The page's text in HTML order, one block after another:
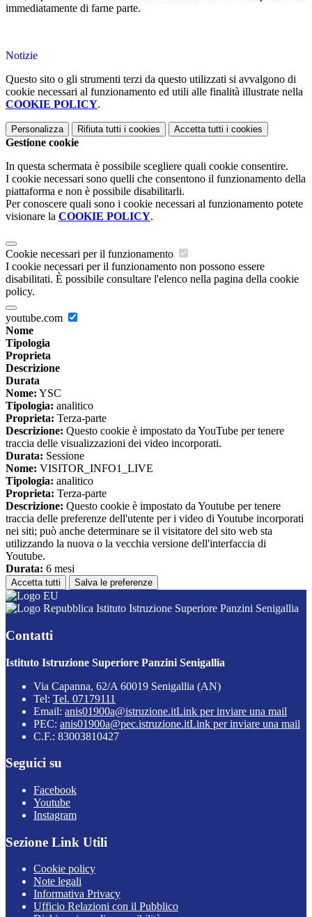
immediatamente di farne parte.
Notizie
Questo sito o gli strumenti terzi da questo utilizzati si avvalgono di
cookie necessari al funzionamento ed utili alle finalità illustrate nella
COOKIE POLICY.
Personalizza Rifiuta tutti i cookies Accetta tutti i cookies
Gestione cookie
In questa schermata è possibile scegliere quali cookie consentire.
I cookie necessari sono quelli che consentono il funzionamento della
piattaforma e non è possibile disabilitarli.
Per conoscere quali sono i cookie necessari al funzionamento potete
visionare la COOKIE POLICY.
Cookie necessari per il funzionamento
I cookie necessari per il funzionamento non possono essere
disabilitati. È possibile consultare l'elenco nella pagina della cookie
policy.
youtube.com
Nome
Tipologia
Proprieta
Descrizione
Durata
Nome: YSC
Tipologia: analitico
Proprieta: Terza-parte
Descrizione: Questo cookie è impostato da YouTube per tenere
traccia delle visualizzazioni dei video incorporati.
Durata: Sessione
Nome: VISITOR_INFO1_LIVE
Tipologia: analitico
Proprieta: Terza-parte
Descrizione: Questo cookie è impostato da Youtube per tenere
traccia delle preferenze dell'utente per i video di Youtube incorporati
nei siti; può anche determinare se il visitatore del sito web sta
utilizzando la nuova o la vecchia versione dell'interfaccia di
Youtube.
Durata: 6 mesi
Accetta tutti Salva le preferenze
Istituto Istruzione Superiore Panzini Senigallia
Contatti
Istituto Istruzione Superiore Panzini Senigallia
Via Capanna, 62/A 60019 Senigallia (AN)
Tel: Tel. 07179111
Email: anis01900a@istruzione.itLink per inviare una mail
PEC: anis01900a@pec.istruzione.itLink per inviare una mail
C.F.: 83003810427
Seguici su
Facebook
Youtube
Instagram
Sezione Link Utili
Cookie policy
Note legali
Informativa Privacy
Ufficio Relazioni con il Pubblico